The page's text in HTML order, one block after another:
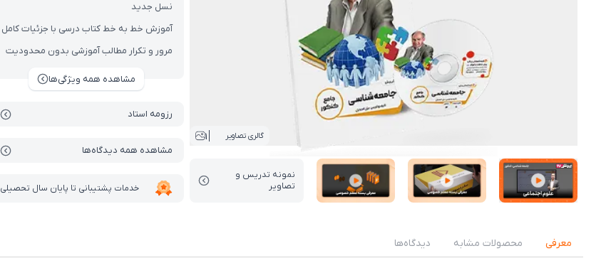
گالری تصاویر 1
نمونه تدریس‌ و
تصاویر
نسل جدید
آموزش خط به خط کتاب درسی با جزئیات کامل
مرور و تکرار مطالب آموزشی بدون محدودیت
مشاهده همه ویژگی‌ها
رزومه استاد
مشاهده همه دیدگاه‌ها
خدمات پشتیبانی تا پایان سال تحصیلی
معرفی محصولات مشابه دیدگاه‌ها